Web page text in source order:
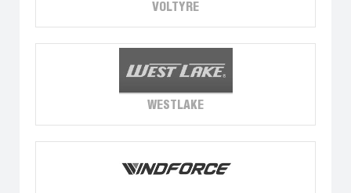
VOLTYRE
WESTLAKE